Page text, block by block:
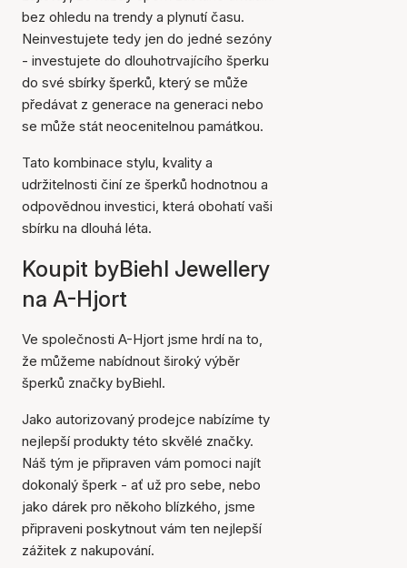
bez ohledu na trendy a plynutí času.
Neinvestujete tedy jen do jedné sezóny
- investujete do dlouhotrvajícího šperku
do své sbírky šperků, který se může
předávat z generace na generaci nebo
se může stát neocenitelnou památkou.
Tato kombinace stylu, kvality a
udržitelnosti činí ze šperků hodnotnou a
odpovědnou investici, která obohatí vaši
sbírku na dlouhá léta.
Koupit byBiehl Jewellery
na A-Hjort
Ve společnosti A-Hjort jsme hrdí na to,
že můžeme nabídnout široký výběr
šperků značky byBiehl.
Jako autorizovaný prodejce nabízíme ty
nejlepší produkty této skvělé značky.
Náš tým je připraven vám pomoci najít
dokonalý šperk - ať už pro sebe, nebo
jako dárek pro někoho blízkého, jsme
připraveni poskytnout vám ten nejlepší
zážitek z nakupování.